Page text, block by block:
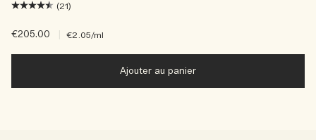
(21)
€205.00 €2.05/ml
Ajouter au panier